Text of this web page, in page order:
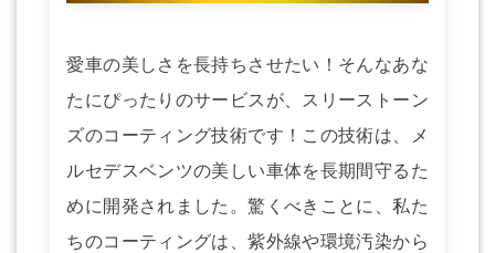
愛車の美しさを長持ちさせたい！そんなあな
たにぴったりのサービスが、スリーストーン
ズのコーティング技術です！この技術は、メ
ルセデスベンツの美しい車体を長期間守るた
めに開発されました。驚くべきことに、私た
ちのコーティングは、紫外線や環境汚染から